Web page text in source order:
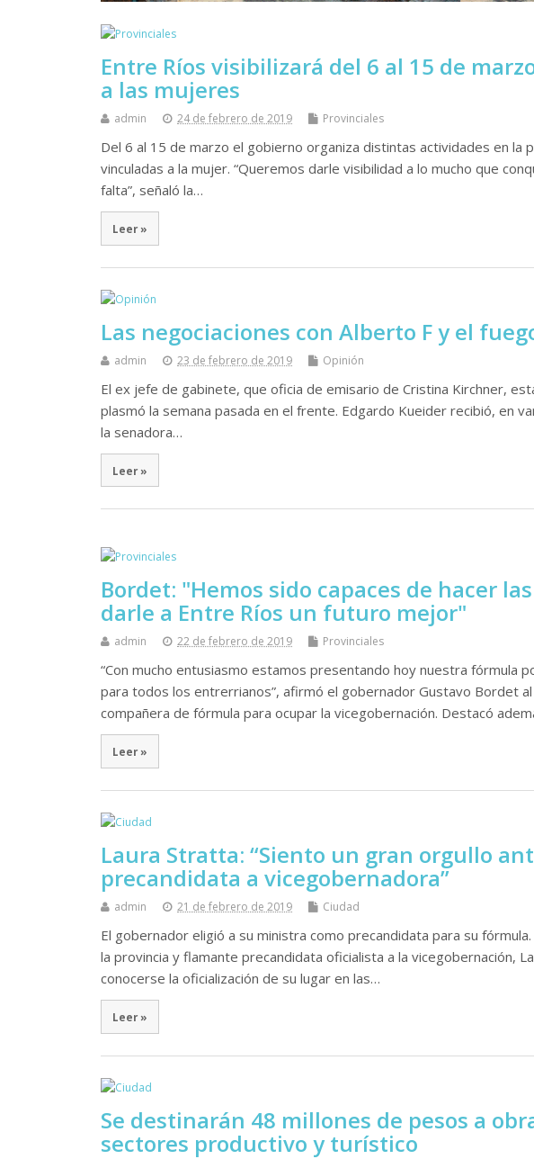
Entre Ríos visibilizará del 6 al 15 de
a las mujeres
admin 24 de febrero de 2019 Provinciales
Del 6 al 15 de marzo el gobierno organiza distintas actividades en la
vinculadas a la mujer. “Queremos darle visibilidad a lo mucho que
falta”, señaló la…
Leer »
Las negociaciones con Alberto F y el
admin 23 de febrero de 2019 Opinión
El ex jefe de gabinete, que oficia de emisario de Cristina Kirchner,
plasmó la semana pasada en el frente. Edgardo Kueider recibió, en
la senadora…
Leer »
Bordet: "Hemos sido capaces de hacer
darle a Entre Ríos un futuro mejor"
admin 22 de febrero de 2019 Provinciales
“Con mucho entusiasmo estamos presentando hoy nuestra fórmula
para todos los entrerrianos”, afirmó el gobernador Gustavo Bordet
compañera de fórmula para ocupar la vicegobernación. Destacó
Leer »
Laura Stratta: “Siento un gran orgullo
precandidata a vicegobernadora”
admin 21 de febrero de 2019 Ciudad
El gobernador eligió a su ministra como precandidata para su
la provincia y flamante precandidata oficialista a la vicegobernación,
conocerse la oficialización de su lugar en las…
Leer »
Se destinarán 48 millones de pesos a
sectores productivo y turístico